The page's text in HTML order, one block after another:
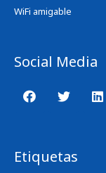
WiFi amigable
Social Media
Etiquetas